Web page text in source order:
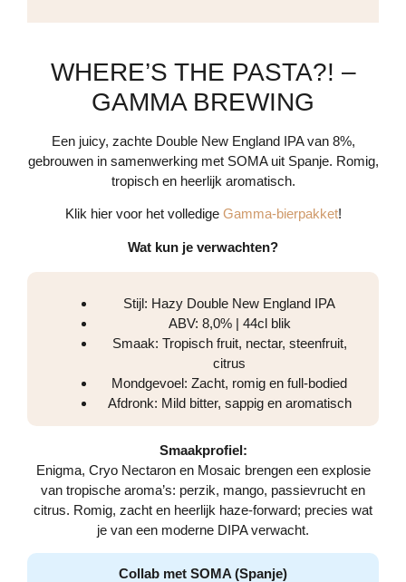
WHERE’S THE PASTA?! –
GAMMA BREWING
Een juicy, zachte Double New England IPA van 8%,
gebrouwen in samenwerking met SOMA uit Spanje. Romig,
tropisch en heerlijk aromatisch.
Klik hier voor het volledige Gamma-bierpakket!
Wat kun je verwachten?
Stijl: Hazy Double New England IPA
ABV: 8,0% | 44cl blik
Smaak: Tropisch fruit, nectar, steenfruit,
citrus
Mondgevoel: Zacht, romig en full-bodied
Afdronk: Mild bitter, sappig en aromatisch
Smaakprofiel:
Enigma, Cryo Nectaron en Mosaic brengen een explosie
van tropische aroma’s: perzik, mango, passievrucht en
citrus. Romig, zacht en heerlijk haze-forward; precies wat
je van een moderne DIPA verwacht.
Collab met SOMA (Spanje)